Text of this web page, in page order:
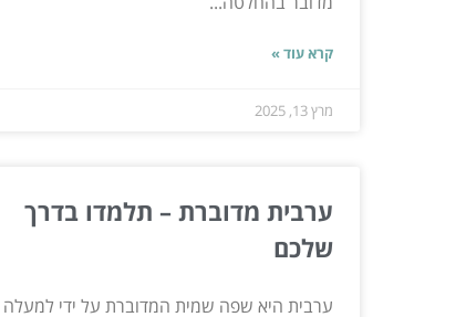
קרא עוד »
מרץ 13, 2025
ערבית מדוברת – תלמדו בדרך
שלכם
ערבית היא שפה שמית המדוברת על ידי למעלה